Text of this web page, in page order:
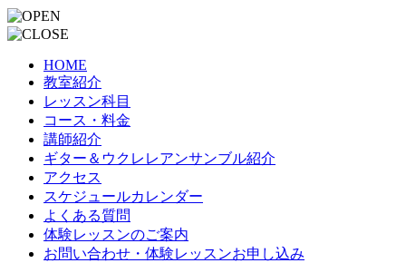
HOME
教室紹介
レッスン科目
コース・料金
講師紹介
ギター＆ウクレレアンサンブル紹介
アクセス
スケジュールカレンダー
よくある質問
体験レッスンのご案内
お問い合わせ・体験レッスンお申し込み